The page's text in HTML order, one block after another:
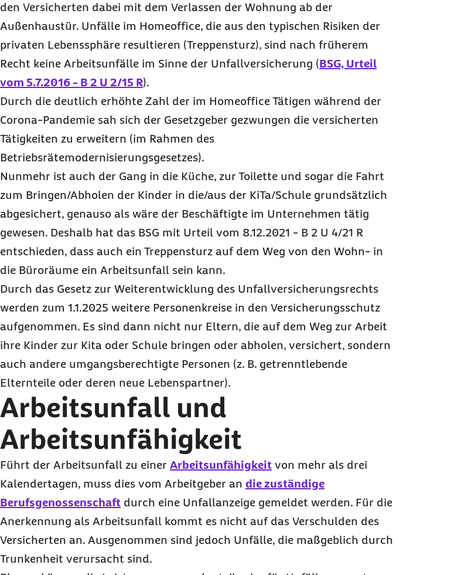
den Versicherten dabei mit dem Verlassen der Wohnung ab der
Außenhaustür. Unfälle im Homeoffice, die aus den typischen Risiken der
privaten Lebenssphäre resultieren (Treppensturz), sind nach früherem
Recht keine Arbeitsunfälle im Sinne der Unfallversicherung (BSG, Urteil
vom 5.7.2016 - B 2 U 2/15 R).
Durch die deutlich erhöhte Zahl der im Homeoffice Tätigen während der
Corona-Pandemie sah sich der Gesetzgeber gezwungen die versicherten
Tätigkeiten zu erweitern (im Rahmen des
Betriebsrätemodernisierungsgesetzes).
Nunmehr ist auch der Gang in die Küche, zur Toilette und sogar die Fahrt
zum Bringen/Abholen der Kinder in die/aus der KiTa/Schule grundsätzlich
abgesichert, genauso als wäre der Beschäftigte im Unternehmen tätig
gewesen. Deshalb hat das BSG mit Urteil vom 8.12.2021 - B 2 U 4/21 R
entschieden, dass auch ein Treppensturz auf dem Weg von den Wohn- in
die Büroräume ein Arbeitsunfall sein kann.
Durch das Gesetz zur Weiterentwicklung des Unfallversicherungsrechts
werden zum 1.1.2025 weitere Personenkreise in den Versicherungsschutz
aufgenommen. Es sind dann nicht nur Eltern, die auf dem Weg zur Arbeit
ihre Kinder zur Kita oder Schule bringen oder abholen, versichert, sondern
auch andere umgangsberechtigte Personen (z. B. getrenntlebende
Elternteile oder deren neue Lebenspartner).
Arbeitsunfall und
Arbeitsunfähigkeit
Führt der Arbeitsunfall zu einer Arbeitsunfähigkeit von mehr als drei
Kalendertagen, muss dies vom Arbeitgeber an die zuständige
Berufsgenossenschaft durch eine Unfallanzeige gemeldet werden. Für die
Anerkennung als Arbeitsunfall kommt es nicht auf das Verschulden des
Versicherten an. Ausgenommen sind jedoch Unfälle, die maßgeblich durch
Trunkenheit verursacht sind.